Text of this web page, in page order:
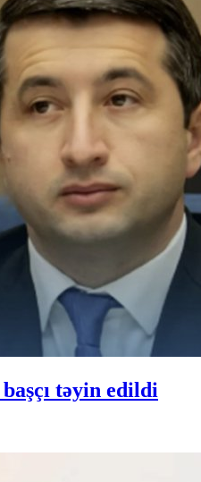
təyin edildi